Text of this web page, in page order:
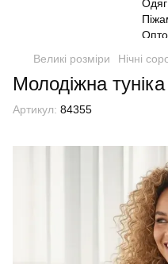
Великі розміри Нічні
Молодіжна
Артикул: 84355